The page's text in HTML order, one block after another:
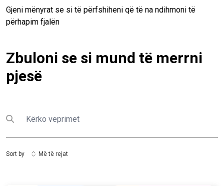
Gjeni mënyrat se si të përfshiheni që të na ndihmoni të
përhapim fjalën
Zbuloni se si mund të merrni
pjesë
Submit search
Kërko
Sort by Më të rejat